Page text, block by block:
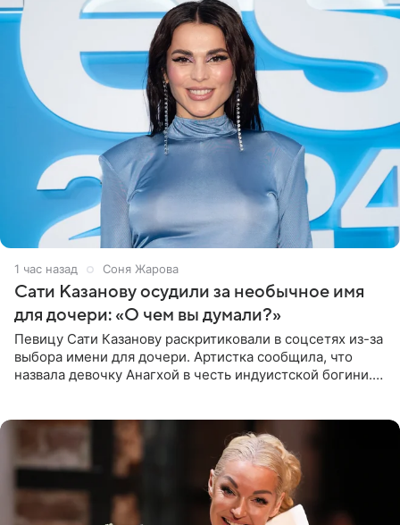
1 час назад Соня Жарова
Сати Казанову осудили за необычное имя
для дочери: «О чем вы думали?»
Певицу Сати Казанову раскритиковали в соцсетях из-за
выбора имени для дочери. Артистка сообщила, что
назвала девочку Анагхой в честь индуистской богини.